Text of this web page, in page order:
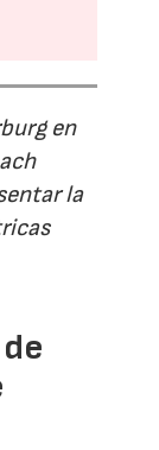
en
la